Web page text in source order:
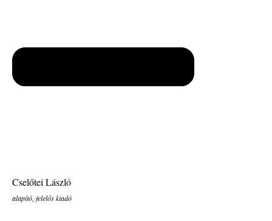
Cselőtei László
alapító, felelős kiadó